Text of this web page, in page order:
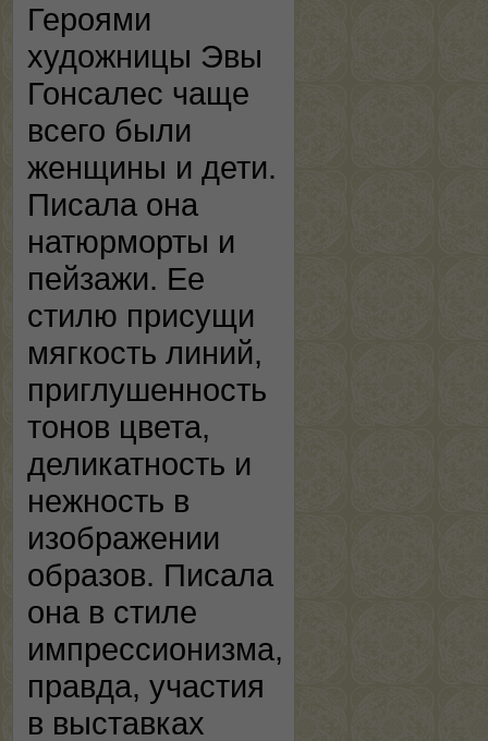
Героями
художницы Эвы
Гонсалес чаще
всего были
женщины и дети.
Писала она
натюрморты и
пейзажи. Ее
стилю присущи
мягкость линий,
приглушенность
тонов цвета,
деликатность и
нежность в
изображении
образов. Писала
она в стиле
импрессионизма,
правда, участия
в выставках